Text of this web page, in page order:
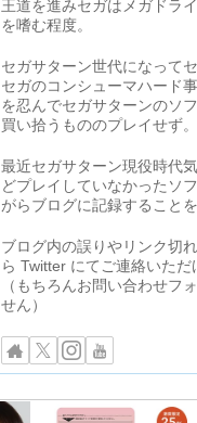
王道を進みセガはメガドラ
を嗜む程度。
セガサターン世代になって
セガのコンシューマハード
を忍んでセガサターンのソ
買い拾うもののプレイせず。
最近セガサターン現役時代
どプレイしていなかったソ
がらブログに記録することを
ブログ内の誤りやリンク切
ら Twitter にてご連絡いた
（もちろんお問い合わせフ
せん）